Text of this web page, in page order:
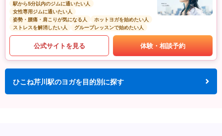
駅から5分以内のジムに通いたい人
女性専用ジムに通いたい人
姿勢・腰痛・肩こりが気になる人
ホットヨガを始めたい人
ストレスを解消したい人
グループレッスンで始めたい人
公式サイトを見る 体験・相談予約
ひこね芹川駅のヨガを目的別に探す